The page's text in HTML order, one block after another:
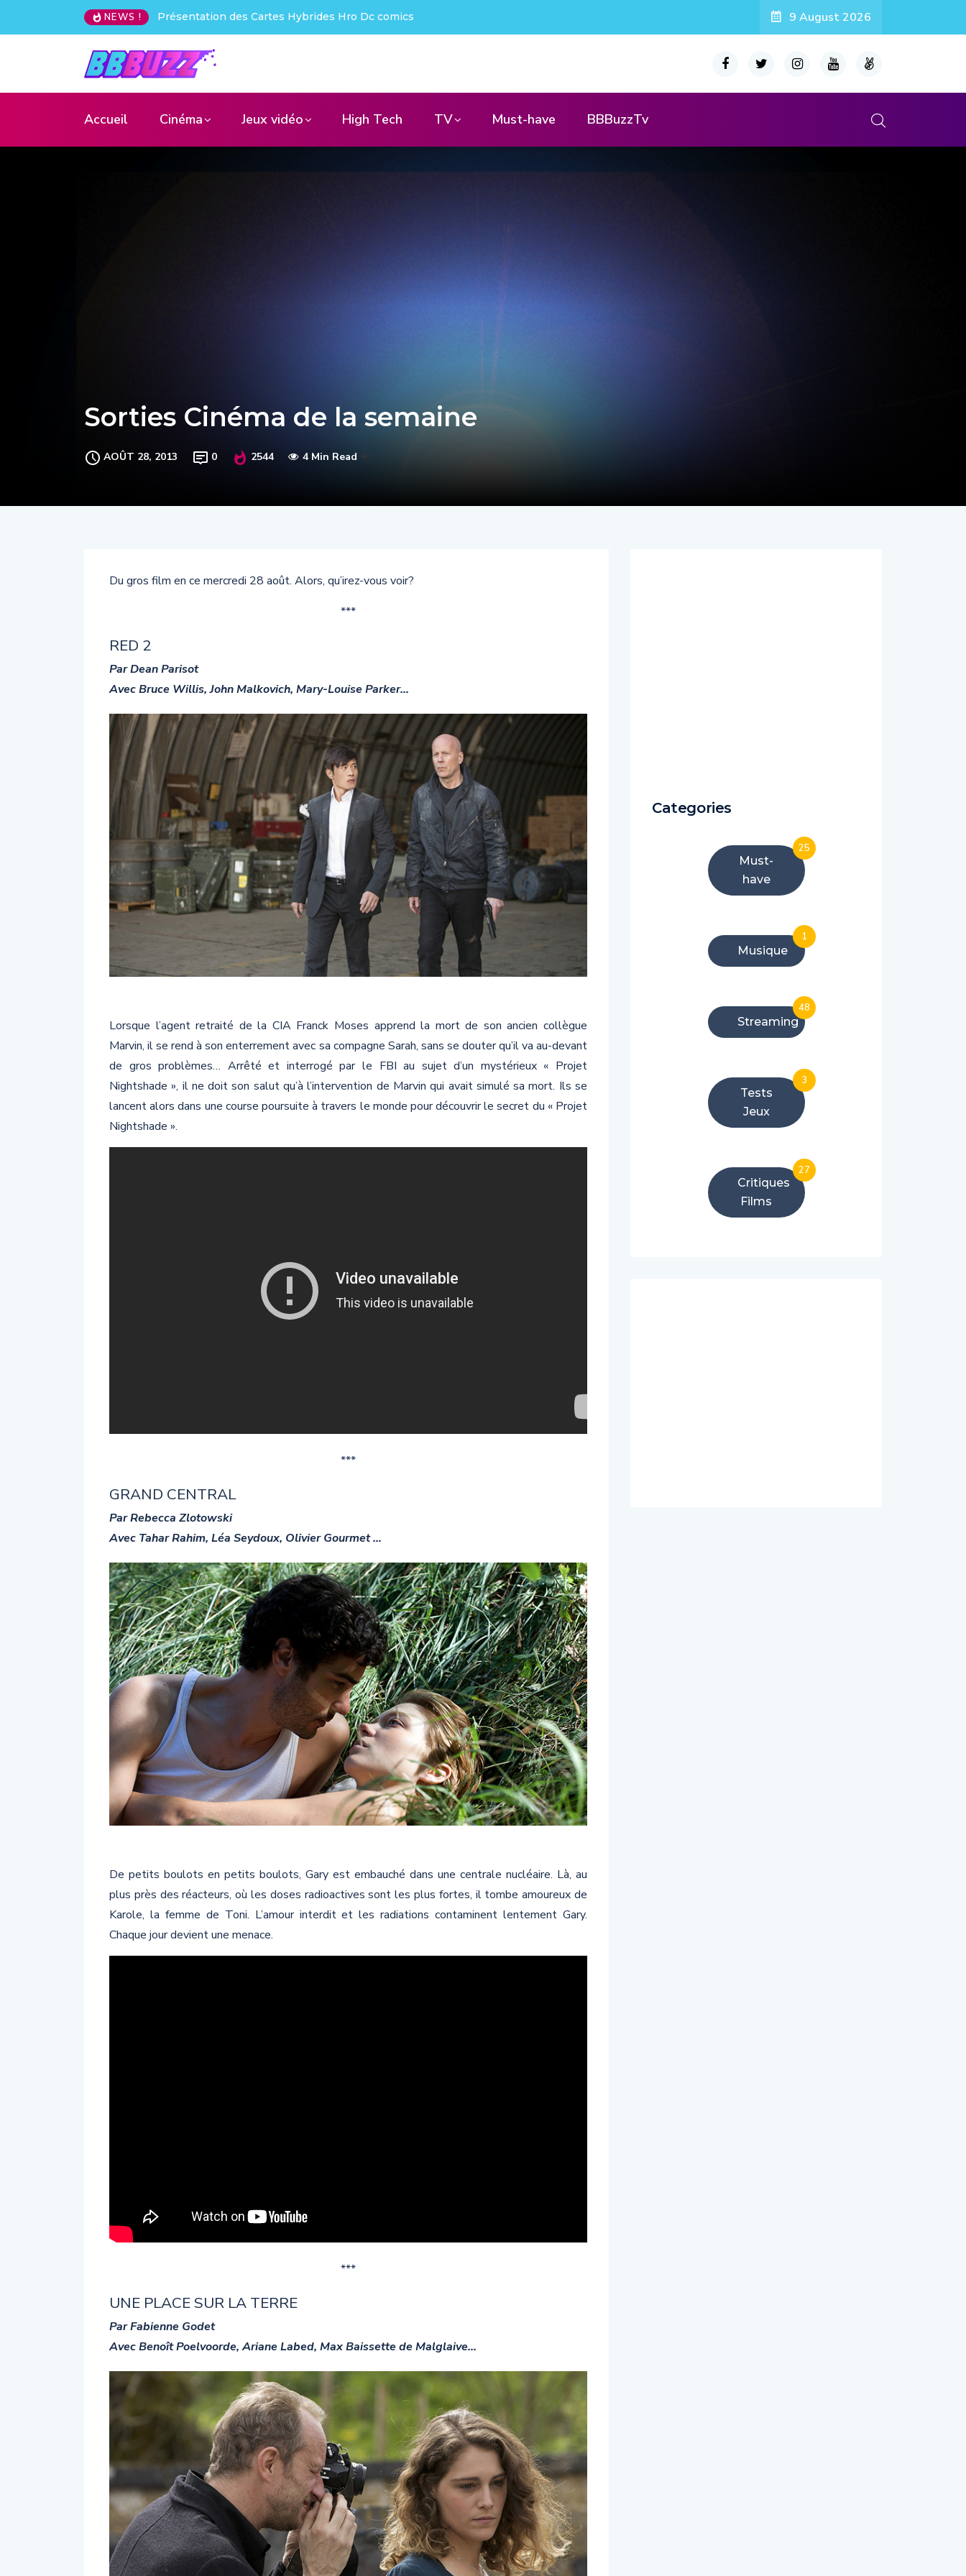
NEWS ! Test Wanbo ToGo Pro : le vidéoprojecteur nomade qui déchire ! 9 August 2026
Accueil Cinéma Jeux vidéo High Tech TV Must-have BBBuzzTv
Sorties Cinéma de la semaine
AOÛT 28, 2013 0 2544 4 Min Read
Du gros film en ce mercredi 28 août. Alors, qu’irez-vous voir?
***
RED 2
Par Dean Parisot
Avec Bruce Willis, John Malkovich, Mary-Louise Parker…
Lorsque l’agent retraité de la CIA Franck Moses apprend la mort de son ancien collègue
Marvin, il se rend à son enterrement avec sa compagne Sarah, sans se douter qu’il va au-devant
de gros problèmes… Arrêté et interrogé par le FBI au sujet d’un mystérieux « Projet
Nightshade », il ne doit son salut qu’à l’intervention de Marvin qui avait simulé sa mort. Ils se
lancent alors dans une course poursuite à travers le monde pour découvrir le secret du « Projet
Nightshade ».
***
GRAND CENTRAL
Par Rebecca Zlotowski
Avec Tahar Rahim, Léa Seydoux, Olivier Gourmet …
De petits boulots en petits boulots, Gary est embauché dans une centrale nucléaire. Là, au
plus près des réacteurs, où les doses radioactives sont les plus fortes, il tombe amoureux de
Karole, la femme de Toni. L’amour interdit et les radiations contaminent lentement Gary.
Chaque jour devient une menace.
***
UNE PLACE SUR LA TERRE
Par Fabienne Godet
Avec Benoît Poelvoorde, Ariane Labed, Max Baissette de Malglaive…
Categories
Must-
have
25
Musique
1
Streaming
48
Tests
Jeux
3
Critiques
Films
27